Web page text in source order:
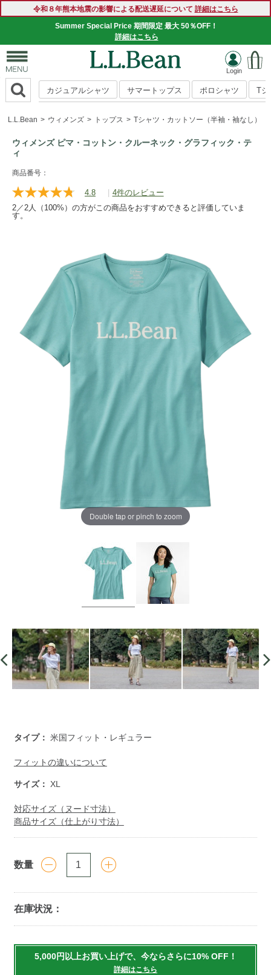
令和８年熊本地震の影響による配送遅延について 詳細はこちら
Summer Special Price 期間限定 最大 50％OFF！
詳細はこちら
カジュアルシャツ サマートップス ポロシャツ Tシ
L.L.Bean ウィメンズ トップス Tシャツ・カットソー（半袖・袖なし）
ウィメンズ ピマ・コットン・クルーネック・グラフィック・テ
ィ
https://www.llbean.co.jp/womens/tops/tshirts-
short/g/118J04.html
商品番号：
4.8
レ
ビ
む.
同
じ
ペ
リ
ン
ク。
| 4件のレビュー
2／2人（100%）の方がこの商品をおすすめできると評価していま
す。
Double tap or pinch to zoom
short/g/118J04.html
タイプ： 米国フィット・レギュラー
フィットの違いについて
サイズ： XL
対応サイズ（ヌード寸法）
商品サイズ（仕上がり寸法）
数量
在庫状況：
to
5,000円以上お買い上げで、今ならさらに10% OFF！
詳細はこちら